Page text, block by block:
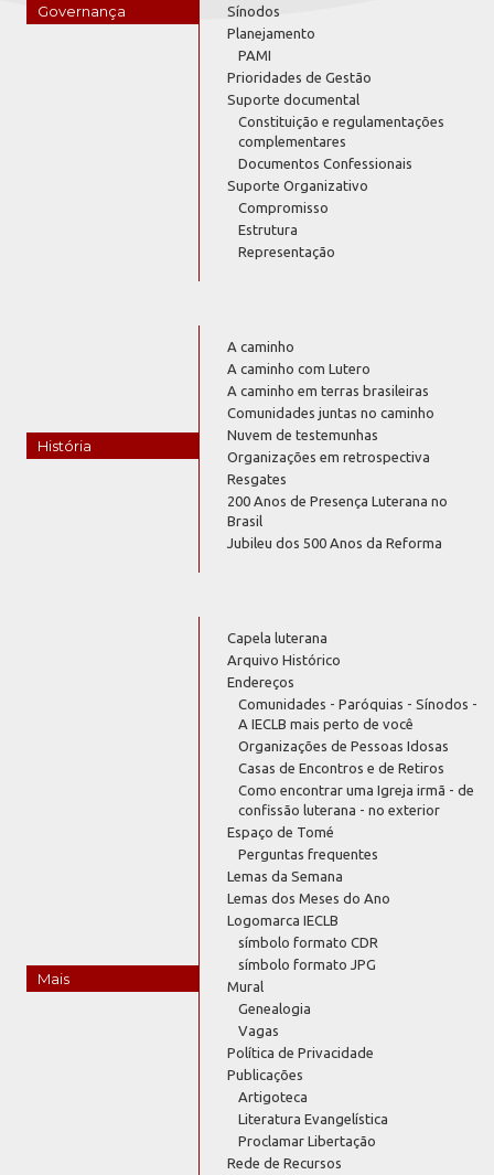
Governança
Sínodos
Planejamento
PAMI
Prioridades de Gestão
Suporte documental
Constituição e regulamentações
complementares
Documentos Confessionais
Suporte Organizativo
Compromisso
Estrutura
Representação
História
A caminho
A caminho com Lutero
A caminho em terras brasileiras
Comunidades juntas no caminho
Nuvem de testemunhas
Organizações em retrospectiva
Resgates
200 Anos de Presença Luterana no
Brasil
Jubileu dos 500 Anos da Reforma
Mais
Capela luterana
Arquivo Histórico
Endereços
Comunidades - Paróquias - Sínodos -
A IECLB mais perto de você
Organizações de Pessoas Idosas
Casas de Encontros e de Retiros
Como encontrar uma Igreja irmã - de
confissão luterana - no exterior
Espaço de Tomé
Perguntas frequentes
Lemas da Semana
Lemas dos Meses do Ano
Logomarca IECLB
símbolo formato CDR
símbolo formato JPG
Mural
Genealogia
Vagas
Política de Privacidade
Publicações
Artigoteca
Literatura Evangelística
Proclamar Libertação
Rede de Recursos